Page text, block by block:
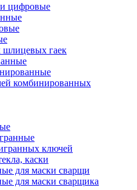
цифровые
гаек
комбинированных
ключей
каски
для маски сварщи
для маски сварщика